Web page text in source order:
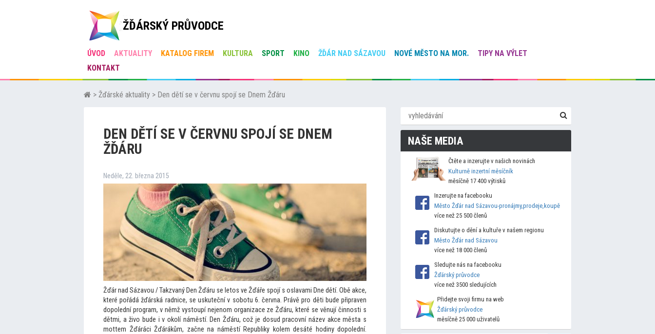
ŽĎÁRSKÝ PRŮVODCE
ÚVOD AKTUALITY KATALOG FIREM KULTURA SPORT KINO ŽĎÁR NAD SÁZAVOU NOVÉ MĚSTO NA MOR.
TIPY NA VÝLET
KONTAKT
> Žďárské aktuality > Den dětí se v červnu spojí se Dnem Žďáru
DEN DĚTÍ SE V ČERVNU SPOJÍ SE DNEM
ŽĎÁRU
Neděle, 22. března 2015
Žďár nad Sázavou / Takzvaný Den Žďáru se letos ve Žďáře spojí s oslavami Dne dětí. Obě akce,
které pořádá žďárská radnice, se uskuteční v sobotu 6. června. Právě pro děti bude připraven
dopolední program, v němž vystoupí nejenom organizace ze Žďáru, které se věnují činnosti s
dětmi, a živo bude i v okolí náměstí. Den Žďáru, což je dosud pracovní název akce města s
mottem Žďáráci Žďárákům, začne na náměstí Republiky kolem desáté hodiny dopolední.
NAŠE MEDIA
Čtěte a inzerujte v našich novinách
Kulturně inzertní měsíčník
měsíčně 17 400 výtisků
Inzerujte na facebooku
Město Žďár nad Sázavou-pronájmy,prodeje,koupě
více než 25 500 členů
Diskutujte o dění a kultuře v našem regionu
Město Žďár nad Sázavou
více než 18 000 členů
Sledujte nás na facebooku
Žďárský průvodce
více než 3500 sledujících
Přidejte svoji firmu na web
Žďárský průvodce
měsíčně 25 000 uživatelů